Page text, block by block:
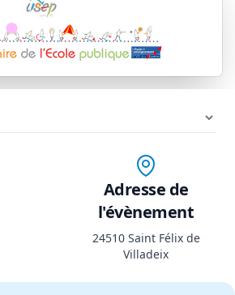
Adresse de
l'évènement
24510 Saint Félix de
Villadeix